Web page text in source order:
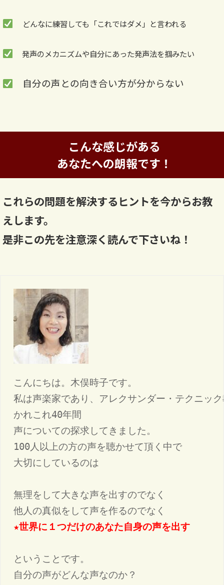
どんなに練習しても「これではダメ」と言われる
発声のメカニズムや自分にあった発声法を掴みたい
自分の声との向き合い方が分からない
こんな感じがある
あなたへの朗報です！
これらの問題を解決するヒントを今からお教
えします。
是非この先を注意深く読んで下さいね！
こんにちは。木俣時子です。
私は声楽家であり、アレクサンダー・テクニッ
かれこれ40年間
声についての探求してきました。
100人以上の方の声を聴かせて頂く中で
大切にしているのは
無理をして大きな声を出すのでなく
★世界に１つだけのあなた自身の声を出す
ということです。
自分の声がどんな声なのか？